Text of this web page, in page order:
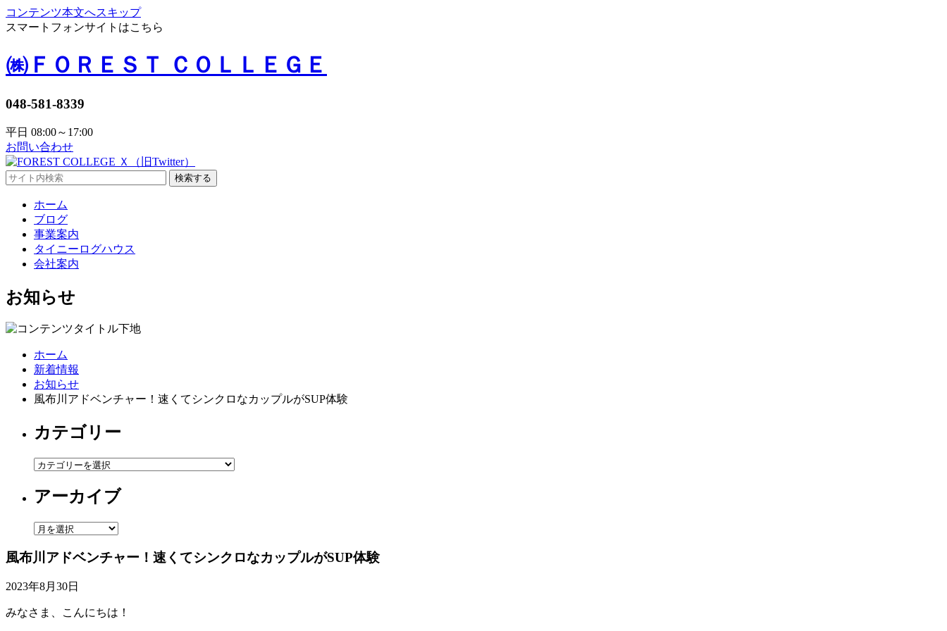
コンテンツ本文へスキップ
スマートフォンサイトはこちら
㈱ＦＯＲＥＳＴ ＣＯＬＬＥＧＥ
048-581-8339
平日 08:00～17:00
お問い合わせ
検索する
ホーム
ブログ
事業案内
タイニーログハウス
会社案内
お知らせ
ホーム
新着情報
お知らせ
風布川アドベンチャー！速くてシンクロなカップルがSUP体験
カテゴリー
カ
ゴ
ー
アーカイブ
ア
カ
ブ
風布川アドベンチャー！速くてシンクロなカップルがSUP体験
2023年8月30日
みなさま、こんにちは！